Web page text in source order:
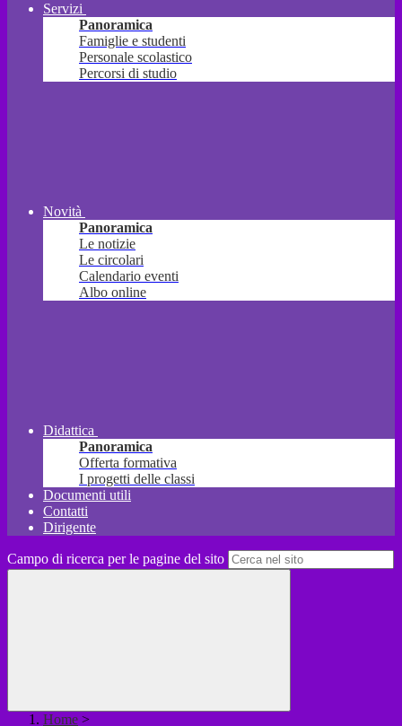
Servizi
Panoramica
Famiglie e studenti
Personale scolastico
Percorsi di studio
Novità
Panoramica
Le notizie
Le circolari
Calendario eventi
Albo online
Didattica
Panoramica
Offerta formativa
I progetti delle classi
Documenti utili
Contatti
Dirigente
Campo di ricerca per le pagine del sito
Home >